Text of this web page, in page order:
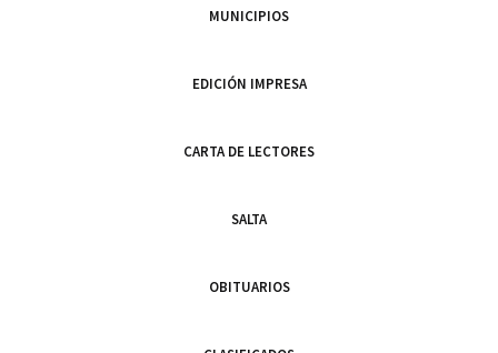
MUNICIPIOS
EDICIÓN IMPRESA
CARTA DE LECTORES
SALTA
OBITUARIOS